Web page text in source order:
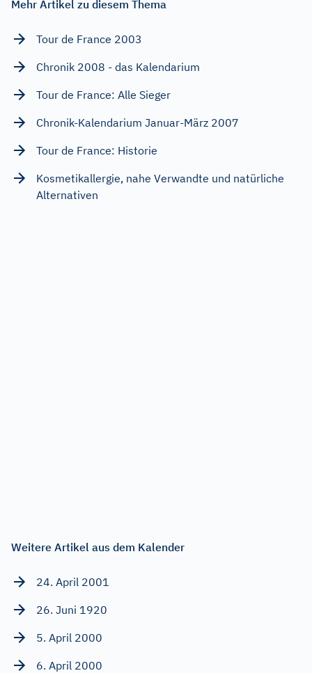
Mehr Artikel zu diesem Thema
Tour de France 2003
Chronik 2008 - das Kalendarium
Tour de France: Alle Sieger
Chronik-Kalendarium Januar-März 2007
Tour de France: Historie
Kosmetikallergie, nahe Verwandte und natürliche
Alternativen
Weitere Artikel aus dem Kalender
24. April 2001
26. Juni 1920
5. April 2000
6. April 2000